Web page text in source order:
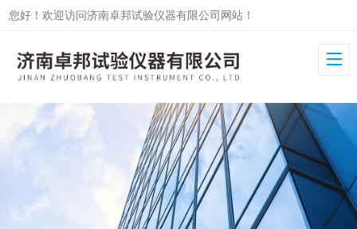
您好！欢迎访问济南卓邦试验仪器有限公司网站！